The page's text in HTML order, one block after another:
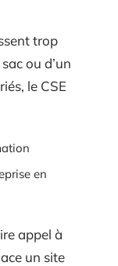
trop
ou d’un
le CSE
en
appel à
un site